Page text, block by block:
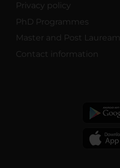
Privacy policy
PhD Programmes
Master and Post Lauream
Contact information